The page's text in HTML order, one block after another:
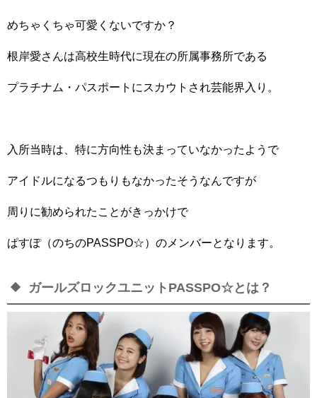
めちゃくちゃ可愛くないですか？
根岸愛さんは高校生時代に現在の所属事務所である
プラチナム・パスポートにスカウトされ芸能界入り。
入所当時は、特に方向性も決まっていなかったようで
アイドルになるつもりもなかったそうなんですが
周りに勧められたことがきっかけで
ぱすぽ（のちのPASSPO☆）のメンバーとなります。
ガールズロックユニットPASSPO☆とは？